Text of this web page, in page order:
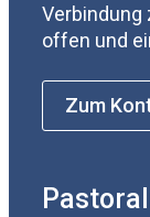
Verbindung
offen und
Zum